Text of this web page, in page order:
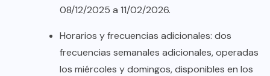
08/12/2025 a 11/02/2026.
Horarios y frecuencias adicionales: dos
frecuencias semanales adicionales, operadas
los miércoles y domingos, disponibles en los